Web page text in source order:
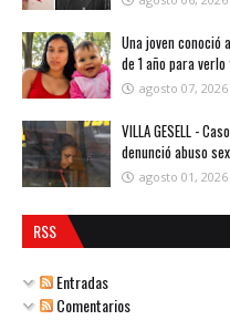
Una joven conoció
de 1 año para
agosto 07, 2026
VILLA GESELL -
denunció abuso
agosto 01, 2026
RSS
Entradas
Comentarios